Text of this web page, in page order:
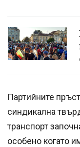
Партийните
синдикална
транспорт
особено когато